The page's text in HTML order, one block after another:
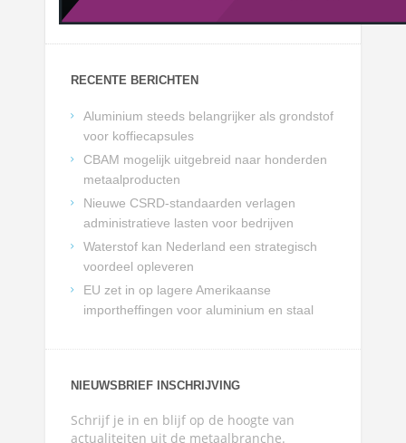
RECENTE BERICHTEN
Aluminium steeds belangrijker als grondstof
voor koffiecapsules
CBAM mogelijk uitgebreid naar honderden
metaalproducten
Nieuwe CSRD-standaarden verlagen
administratieve lasten voor bedrijven
Waterstof kan Nederland een strategisch
voordeel opleveren
EU zet in op lagere Amerikaanse
importheffingen voor aluminium en staal
NIEUWSBRIEF INSCHRIJVING
Schrijf je in en blijf op de hoogte van
actualiteiten uit de metaalbranche.